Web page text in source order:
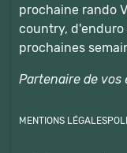
prochaine rando
country, d'enduro
prochaines
Partenaire de vos
MENTIONS LÉGALES